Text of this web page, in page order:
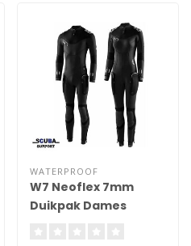
WATERPROOF
W7 Neoflex 7mm
Duikpak Dames